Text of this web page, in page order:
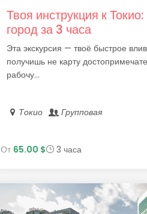
Твоя инструкция к
город за 3 часа
Эта экскурсия — твоё быстрое
получишь не карту
рабочу...
Токио Групповая
От 65.00 $ 3 часа